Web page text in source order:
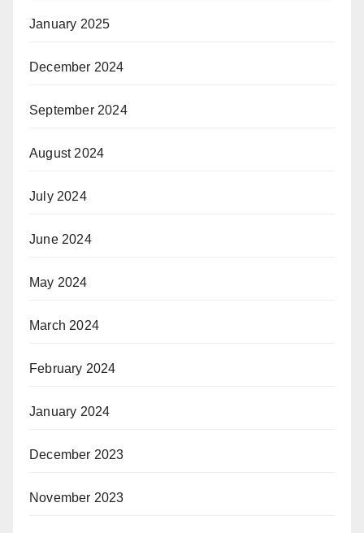
January 2025
December 2024
September 2024
August 2024
July 2024
June 2024
May 2024
March 2024
February 2024
January 2024
December 2023
November 2023